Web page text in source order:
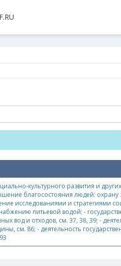
культурного развития и
благосостояния людей: охрану
исследованиями и стратегиями
питьевой водой; -
и отходов, см. 37, 38, 39; -
см. 86; - деятельность